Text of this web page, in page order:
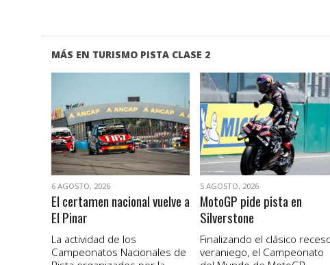
MÁS EN TURISMO PISTA CLASE 2
VER NOTA
6 AGOSTO, 2026
El certamen nacional vuelve a
El Pinar
La actividad de los
Campeonatos Nacionales de
VER NOTA
5 AGOSTO, 2026
MotoGP pide pista en
Silverstone
Finalizando el clásico
veraniego, el Campeonato